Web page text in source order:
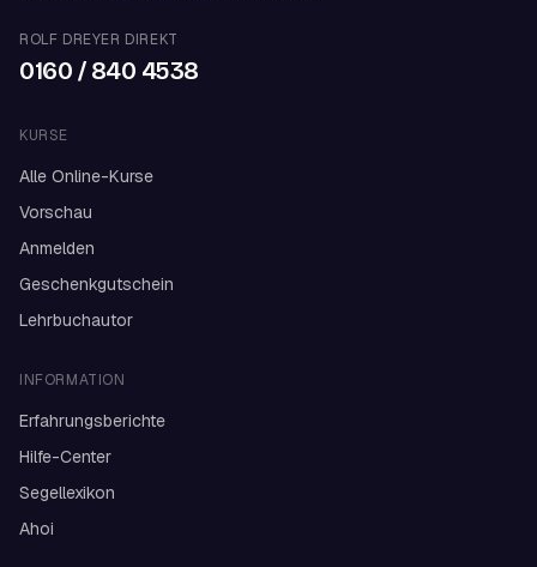
ROLF DREYER DIREKT
0160 / 840 4538
KURSE
Alle Online-Kurse
Vorschau
Anmelden
Geschenkgutschein
Lehrbuchautor
INFORMATION
Erfahrungsberichte
Hilfe-Center
Segellexikon
Ahoi